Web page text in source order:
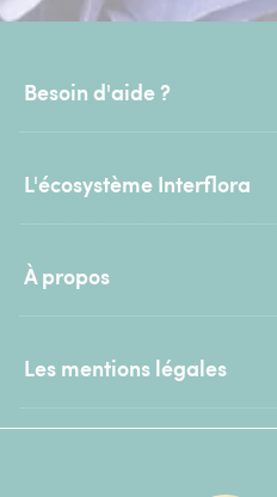
Besoin d'aide ?
L'écosystème Interflora
À propos
Les mentions légales